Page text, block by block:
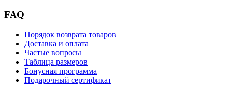
FAQ
Порядок возврата товаров
Доставка и оплата
Частые вопросы
Таблица размеров
Бонусная программа
Подарочный сертификат